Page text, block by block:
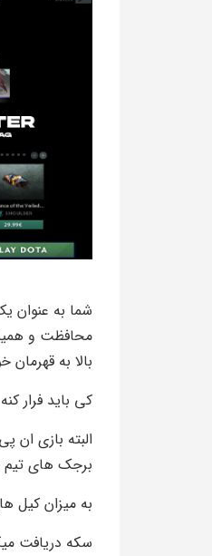
محافظت و
بالا به
کی باید فرار
البته بازی ان
برجک های تیم
به میزان کیل
سکه دریافت